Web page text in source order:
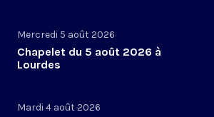
Mercredi 5 août 2026
Chapelet du 5 août 2026 à
Lourdes
Mardi 4 août 2026